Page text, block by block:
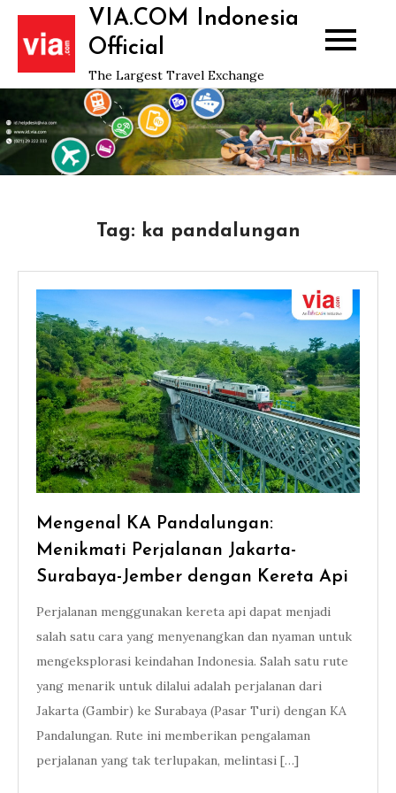
Skip
content
VIA.COM Indonesia
Official
The Largest Travel Exchange
Tag: ka pandalungan
Mengenal KA Pandalungan:
Menikmati Perjalanan Jakarta-
Surabaya-Jember dengan Kereta Api
Perjalanan menggunakan kereta api dapat menjadi
salah satu cara yang menyenangkan dan nyaman untuk
mengeksplorasi keindahan Indonesia. Salah satu rute
yang menarik untuk dilalui adalah perjalanan dari
Jakarta (Gambir) ke Surabaya (Pasar Turi) dengan KA
Pandalungan. Rute ini memberikan pengalaman
perjalanan yang tak terlupakan, melintasi […]